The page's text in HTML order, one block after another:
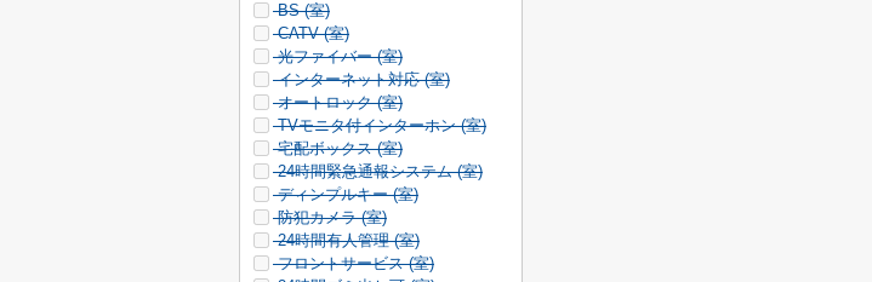
BS (室)
CATV (室)
光ファイバー (室)
インターネット対応 (室)
オートロック (室)
TVモニタ付インターホン (室)
宅配ボックス (室)
24時間緊急通報システム (室)
ディンプルキー (室)
防犯カメラ (室)
24時間有人管理 (室)
フロントサービス (室)